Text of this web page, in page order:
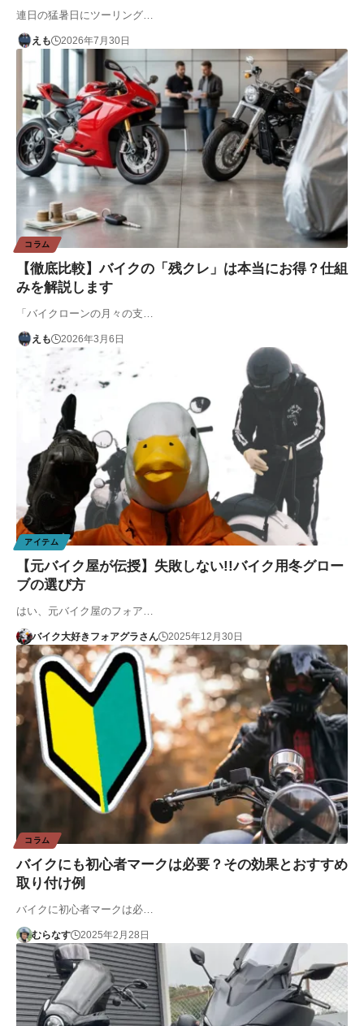
連日の猛暑日にツーリング…
えも 2026年7月30日
コラム
【徹底比較】バイクの「残クレ」は本当にお得？仕組
みを解説します
「バイクローンの月々の支…
えも 2026年3月6日
アイテム
【元バイク屋が伝授】失敗しない!!バイク用冬グロー
ブの選び方
はい、元バイク屋のフォア…
バイク大好きフォアグラさん 2025年12月30日
コラム
バイクにも初心者マークは必要？その効果とおすすめ
取り付け例
バイクに初心者マークは必…
むらなす 2025年2月28日